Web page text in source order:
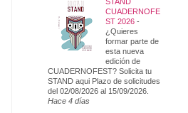
CUADERNOFE
ST 2026 -
¿Quieres
formar parte de
esta nueva
edición de
CUADERNOFEST? Solicita tu
STAND aqui Plazo de solicitudes
del 02/08/2026 al 15/09/2026.
Hace 4 días